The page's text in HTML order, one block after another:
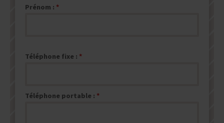
Prénom :
Téléphone fixe :
Téléphone portable :